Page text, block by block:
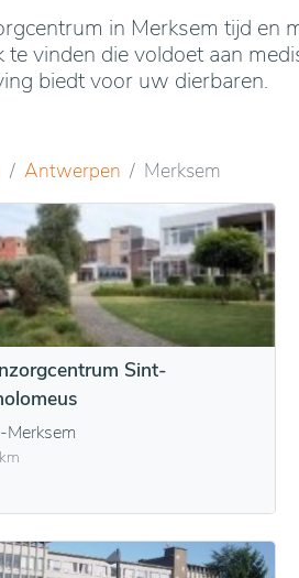
in Merksem tijd en
vinden die voldoet aan
biedt voor uw dierbaren.
Antwerpen Merksem
Sint-